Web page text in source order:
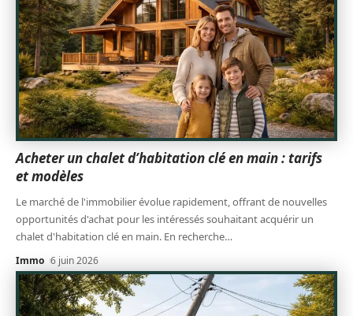
Acheter un chalet d’habitation clé en main : tarifs
et modèles
Le marché de l'immobilier évolue rapidement, offrant de nouvelles
opportunités d'achat pour les intéressés souhaitant acquérir un
chalet d'habitation clé en main. En recherche…
Immo 6 juin 2026